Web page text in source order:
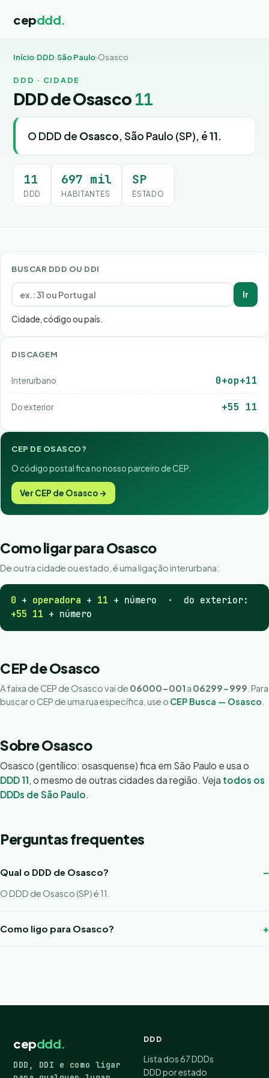
cepddd.
Início›DDD›São Paulo›Osasco
DDD · CIDADE
DDD de Osasco 11
O DDD de Osasco, São Paulo (SP), é11.
11
DDD
697 mil
HABITANTES
SP
ESTADO
BUSCAR DDD OU DDI
Ir
Cidade, código ou país.
DISCAGEM
Interurbano 0+op+11
Do exterior +55 11
CEP DE OSASCO?
O código postal fica no nosso parceiro de CEP.
Ver CEP de Osasco →
Como ligar para Osasco
De outra cidade ou estado, é uma ligação interurbana:
0 + operadora + 11 + número · do exterior:
+55 11 + número
CEP de Osasco
A faixa de CEP de Osasco vai de 06000-001 a 06299-999 . Para
buscar o CEP de uma rua específica, use o CEP Busca — Osasco
Sobre Osasco
Osasco (gentílico: osasquense) fica em São Paulo e usa o
DDD 11, o mesmo de outras cidades da região. Veja todos os
DDDs de São Paulo.
Perguntas frequentes
Qual o DDD de Osasco?
O DDD de Osasco (SP) é 11.
Como ligo para Osasco?
cepddd.
DDD, DDI e como ligar
DDD
Lista dos 67 DDDs
DDD por estado